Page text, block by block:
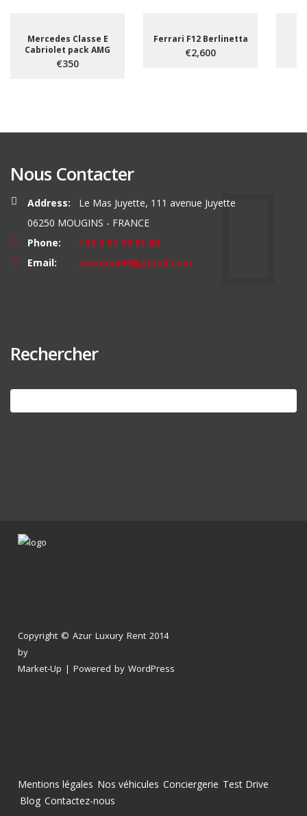
Mercedes Classe E
Cabriolet pack AMG
€350
Ferrari F12 Berlinetta
€2,600
Nous Contacter
Address:
Le Mas Juyette, 111 avenue Juyette
06250 MOUGINS - FRANCE
Phone:
+33 6 61 99 63 86
Email:
autobox69@gmail.com
Rechercher
Search
for:
Copyright © Azur Luxury Rent 2014
by
Market-Up | Powered by WordPress
Mentions légales Nos véhicules Conciergerie Test Drive
Blog Contactez-nous